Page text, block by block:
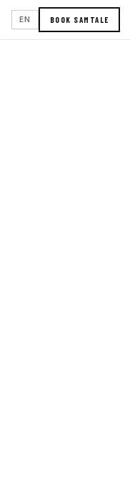
EN BOOK SAMTALE